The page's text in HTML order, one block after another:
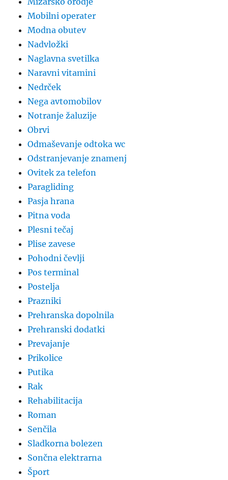
Mobilni operater
Modna obutev
Nadvložki
Naglavna svetilka
Naravni vitamini
Nedrček
Nega avtomobilov
Notranje žaluzije
Obrvi
Odmaševanje odtoka wc
Odstranjevanje znamenj
Ovitek za telefon
Paragliding
Pasja hrana
Pitna voda
Plesni tečaj
Plise zavese
Pohodni čevlji
Pos terminal
Postelja
Prazniki
Prehranska dopolnila
Prehranski dodatki
Prevajanje
Prikolice
Putika
Rak
Rehabilitacija
Roman
Senčila
Sladkorna bolezen
Sončna elektrarna
Šport